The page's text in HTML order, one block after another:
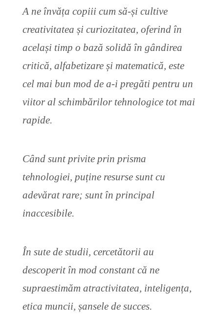
A ne învăța copiii cum să-și cultive
creativitatea și curiozitatea, oferind în
același timp o bază solidă în gândirea
critică, alfabetizare și matematică, este
cel mai bun mod de a-i pregăti pentru un
viitor al schimbărilor tehnologice tot mai
rapide.
Când sunt privite prin prisma
tehnologiei, puține resurse sunt cu
adevărat rare; sunt în principal
inaccesibile.
În sute de studii, cercetătorii au
descoperit în mod constant că ne
supraestimăm atractivitatea, inteligența,
etica muncii, șansele de succes.